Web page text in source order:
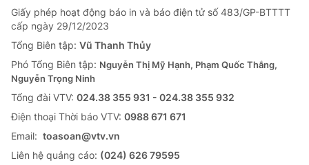
Giấy phép hoạt động báo in và báo điện tử số 483/GP-BTTTT
cấp ngày 29/12/2023
Tổng Biên tập: Vũ Thanh Thủy
Phó Tổng Biên tập: Nguyễn Thị Mỹ Hạnh, Phạm Quốc Thắng,
Nguyễn Trọng Ninh
Tổng đài VTV: 024.38 355 931 - 024.38 355 932
Ðiện thoại Thời báo VTV: 0988 671 671
Email: toasoan@vtv.vn
Liên hệ quảng cáo: (024) 626 79595